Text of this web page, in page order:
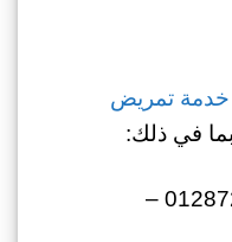
خدمة تمريض
في ذلك:
اتصل بأرقام الآتية: 01287223589 –